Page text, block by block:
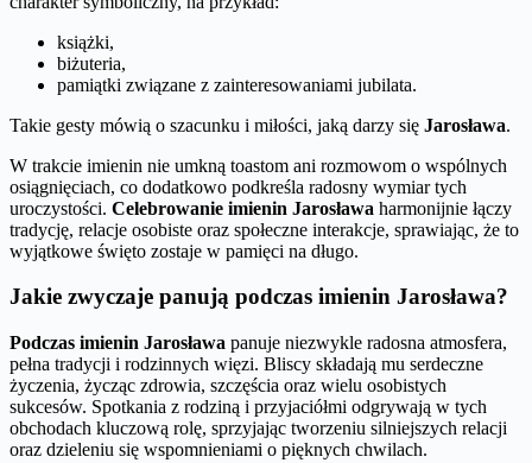
książki,
biżuteria,
pamiątki związane z zainteresowaniami jubilata.
Takie gesty mówią o szacunku i miłości, jaką darzy się Jarosława.
W trakcie imienin nie umkną toastom ani rozmowom o wspólnych
osiągnięciach, co dodatkowo podkreśla radosny wymiar tych
uroczystości. Celebrowanie imienin Jarosława harmonijnie łączy
tradycję, relacje osobiste oraz społeczne interakcje, sprawiając, że to
wyjątkowe święto zostaje w pamięci na długo.
Jakie zwyczaje panują podczas imienin Jarosława?
Podczas imienin Jarosława panuje niezwykle radosna atmosfera,
pełna tradycji i rodzinnych więzi. Bliscy składają mu serdeczne
życzenia, życząc zdrowia, szczęścia oraz wielu osobistych
sukcesów. Spotkania z rodziną i przyjaciółmi odgrywają w tych
obchodach kluczową rolę, sprzyjając tworzeniu silniejszych relacji
oraz dzieleniu się wspomnieniami o pięknych chwilach.